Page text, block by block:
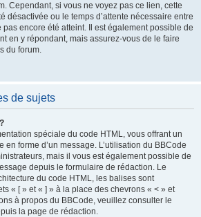
Cependant, si vous ne voyez pas ce lien, cette
désactivée ou le temps d’attente nécessaire entre
pas encore été atteint. Il est également possible de
en y répondant, mais assurez-vous de le faire
du forum.
de sujets
spéciale du code HTML, vous offrant un
forme d’un message. L’utilisation du BBCode
mais il vous est également possible de
depuis le formulaire de rédaction. Le
du code HTML, les balises sont
« [ » et « ] » à la place des chevrons « < » et
à propos du BBCode, veuillez consulter le
la page de rédaction.